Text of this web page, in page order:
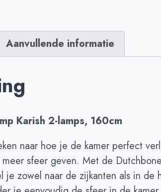
Aanvullende informatie
Karish 2-lamps, 160cm
naar hoe je de kamer perfect
sfeer geven. Met de
je zowel naar de zijkanten als in